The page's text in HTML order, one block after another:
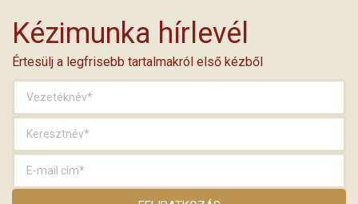
Kézimunka hírlevél
Értesülj a legfrisebb tartalmakról első kézből